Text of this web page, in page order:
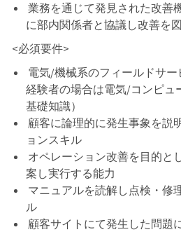
業務を通じて発見された改善
に部内関係者と協議し改善を図
<必須要件>
電気/機械系のフィールドサ
経験者の場合は電気/コンピュ
基礎知識）
顧客に論理的に発生事象を説
ョンスキル
オペレーション改善を目的と
案し実行する能力
マニュアルを読解し点検・修
ル
顧客サイトにて発生した問題